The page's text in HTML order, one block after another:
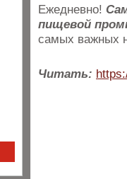
Ежедневно!
пищевой
самых важных
Читать: